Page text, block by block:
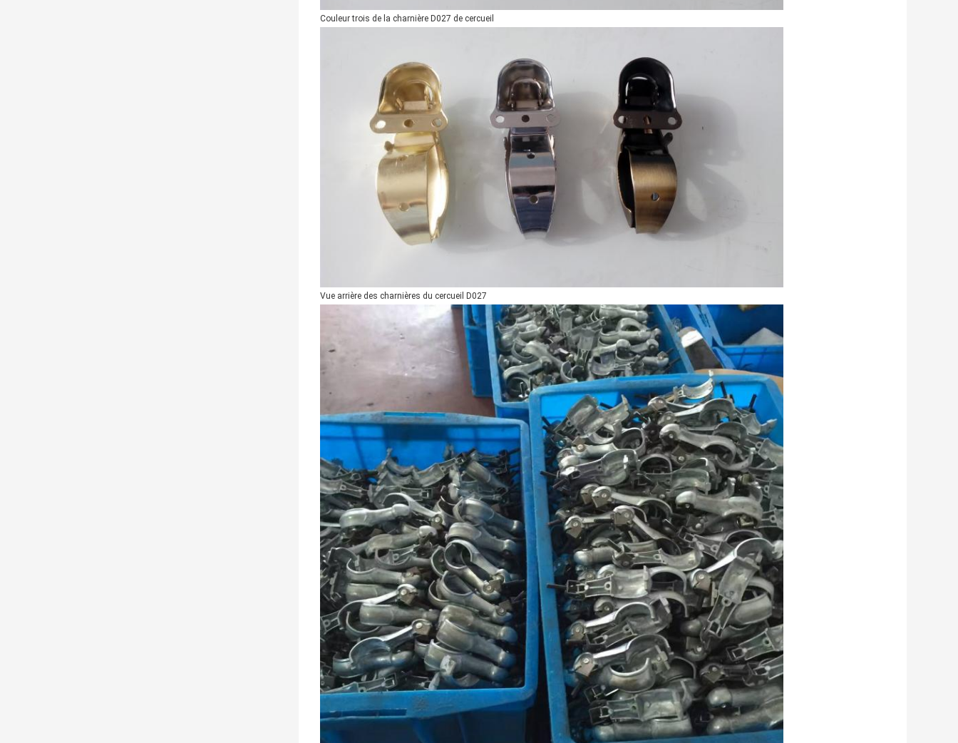
Couleur trois de la charnière D027 de cercueil
Vue arrière des charnières du cercueil D027